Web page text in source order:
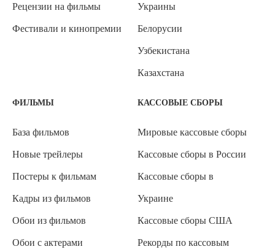
Рецензии на фильмы
Фестивали и кинопремии
Украины
Белорусии
Узбекистана
Казахстана
ФИЛЬМЫ
База фильмов
Новые трейлеры
Постеры к фильмам
Кадры из фильмов
Обои из фильмов
Обои с актерами
КАССОВЫЕ СБОРЫ
Мировые кассовые сборы
Кассовые сборы в России
Кассовые сборы в
Украине
Кассовые сборы США
Рекорды по кассовым